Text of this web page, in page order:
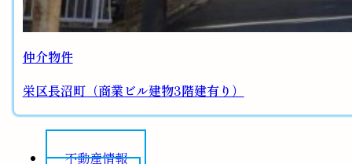
仲介物件
栄区長沼町（商業ビル建物3階建有り）
不動産情報